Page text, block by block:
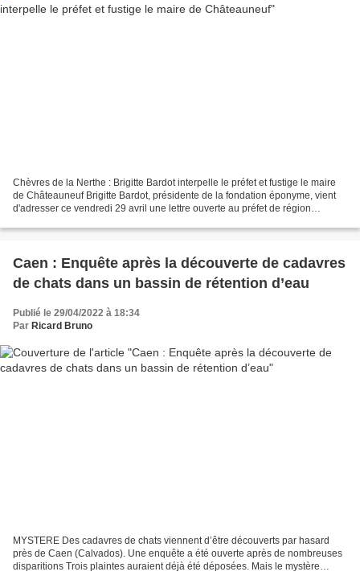
Chèvres de la Nerthe : Brigitte Bardot interpelle le préfet et fustige le maire
de Châteauneuf Brigitte Bardot, présidente de la fondation éponyme, vient
d'adresser ce vendredi 29 avril une lettre ouverte au préfet de région
Caen : Enquête après la découverte de cadavres
de chats dans un bassin de rétention d’eau
Publié le 29/04/2022 à 18:34
Par Ricard Bruno
MYSTERE Des cadavres de chats viennent d’être découverts par hasard
près de Caen (Calvados). Une enquête a été ouverte après de nombreuses
disparitions Trois plaintes auraient déjà été déposées. Mais le mystère